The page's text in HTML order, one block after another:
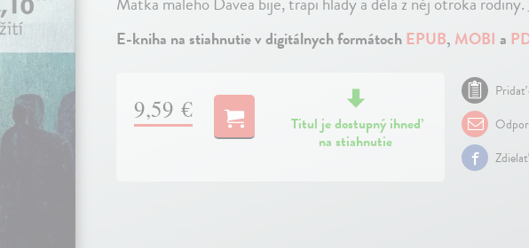
E-kniha na stiahnutie v digitálnych formátochEPUB, MOBI a
9,59 €
Titul je dostupný ihneď
na stiahnutie
Pridať